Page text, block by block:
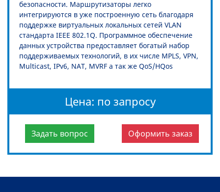
безопасности. Маршрутизаторы легко
интегрируются в уже построенную сеть благодаря
поддержке виртуальных локальных сетей VLAN
стандарта IEEE 802.1Q. Программное обеспечение
данных устройства предоставляет богатый набор
поддерживаемых технологий, в их числе MPLS, VPN,
Multicast, IPv6, NAT, MVRF а так же QoS/HQos
Цена: по запросу
Задать вопрос Оформить заказ